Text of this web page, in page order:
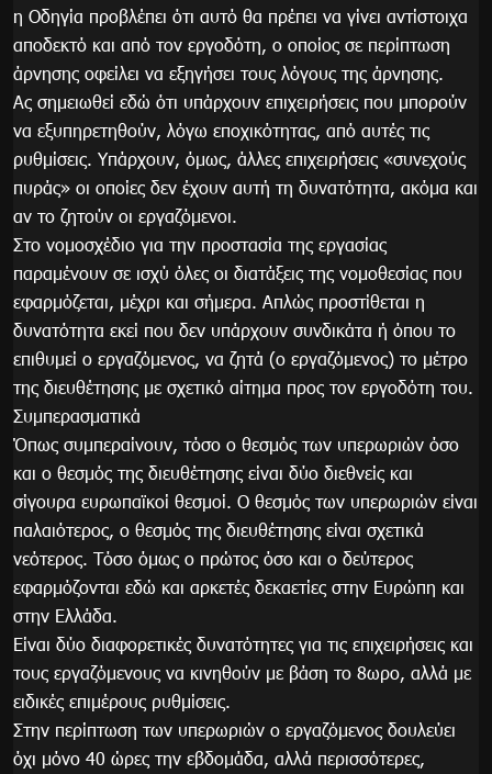
η Οδηγία προβλέπει ότι αυτό θα πρέπει να γίνει αντίστοιχα
αποδεκτό και από τον εργοδότη, ο οποίος σε περίπτωση
άρνησης οφείλει να εξηγήσει τους λόγους της άρνησης.
Ας σημειωθεί εδώ ότι υπάρχουν επιχειρήσεις που μπορούν
να εξυπηρετηθούν, λόγω εποχικότητας, από αυτές τις
ρυθμίσεις. Υπάρχουν, όμως, άλλες επιχειρήσεις «συνεχούς
πυράς» οι οποίες δεν έχουν αυτή τη δυνατότητα, ακόμα και
αν το ζητούν οι εργαζόμενοι.
Στο νομοσχέδιο για την προστασία της εργασίας
παραμένουν σε ισχύ όλες οι διατάξεις της νομοθεσίας που
εφαρμόζεται, μέχρι και σήμερα. Απλώς προστίθεται η
δυνατότητα εκεί που δεν υπάρχουν συνδικάτα ή όπου το
επιθυμεί ο εργαζόμενος, να ζητά (ο εργαζόμενος) το μέτρο
της διευθέτησης με σχετικό αίτημα προς τον εργοδότη του.
Συμπερασματικά
Όπως συμπεραίνουν, τόσο ο θεσμός των υπερωριών όσο
και ο θεσμός της διευθέτησης είναι δύο διεθνείς και
σίγουρα ευρωπαϊκοί θεσμοί. Ο θεσμός των υπερωριών είναι
παλαιότερος, ο θεσμός της διευθέτησης είναι σχετικά
νεότερος. Τόσο όμως ο πρώτος όσο και ο δεύτερος
εφαρμόζονται εδώ και αρκετές δεκαετίες στην Ευρώπη και
στην Ελλάδα.
Είναι δύο διαφορετικές δυνατότητες για τις επιχειρήσεις και
τους εργαζόμενους να κινηθούν με βάση το 8ωρο, αλλά με
ειδικές επιμέρους ρυθμίσεις.
Στην περίπτωση των υπερωριών ο εργαζόμενος δουλεύει
όχι μόνο 40 ώρες την εβδομάδα, αλλά περισσότερες,